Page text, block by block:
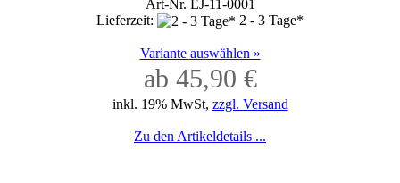
Art-Nr. EJ-11-0001
Lieferzeit:
2 - 3 Tage*
Variante auswählen »
ab 45,90 €
inkl. 19% MwSt, zzgl. Versand
Zu den Artikeldetails ...